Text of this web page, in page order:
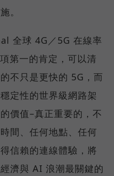
。
全球 4G／5G 在線率
第一的肯定，可以清
不只是更快的 5G，而
定性的世界級網路架
價值–真正重要的，不
間、任何地點、任何
信賴的連線體驗，將
濟與 AI 浪潮最關鍵的